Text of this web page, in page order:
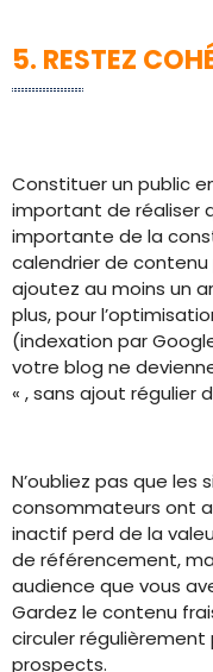
5. RESTEZ
Constituer un public
important de réaliser
importante de la
calendrier de contenu
ajoutez au moins un
plus, pour
(indexation par
votre blog ne
« , sans ajout régulier
N’oubliez pas que les
consommateurs ont
inactif perd de la
de référencement,
audience que vous
Gardez le contenu
circuler
prospects.